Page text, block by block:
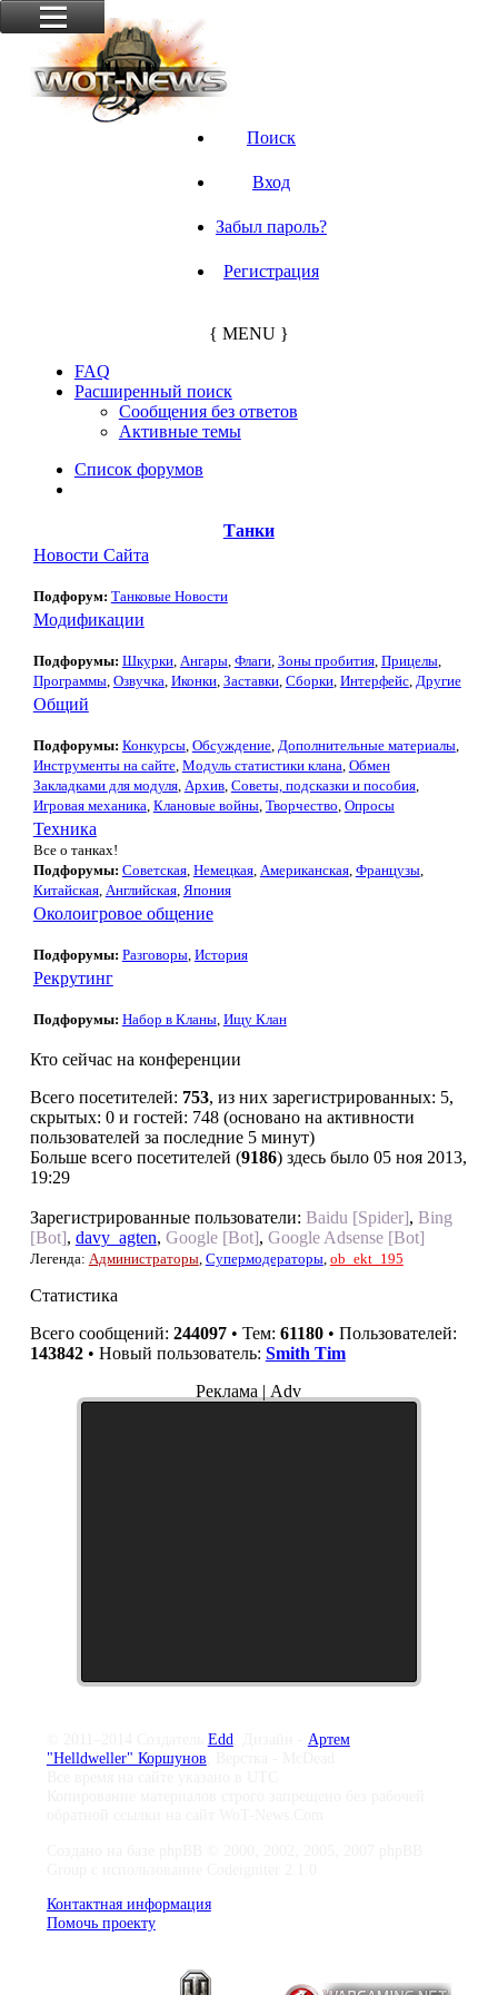
Поиск
Вход
Забыл пароль?
Регистрация
{ MENU }
FAQ
Расширенный поиск
Сообщения без ответов
Активные темы
Список форумов
Танки
Новости Сайта
Подфорум: Танковые Новости
Модификации
Подфорумы: Шкурки, Ангары, Флаги, Зоны пробития, Прицелы,
Программы, Озвучка, Иконки, Заставки, Сборки, Интерфейс, Другие
Общий
Подфорумы: Конкурсы, Обсуждение, Дополнительные материалы,
Инструменты на сайте, Модуль статистики клана, Обмен
Закладками для модуля, Архив, Советы, подсказки и пособия,
Игровая механика, Клановые войны, Творчество, Опросы
Техника
Все о танках!
Подфорумы: Советская, Немецкая, Американская, Французы,
Китайская, Английская, Япония
Околоигровое общение
Подфорумы: Разговоры, История
Рекрутинг
Подфорумы: Набор в Кланы, Ищу Клан
Кто сейчас на конференции
Всего посетителей: 753, из них зарегистрированных: 5,
скрытых: 0 и гостей: 748 (основано на активности
пользователей за последние 5 минут)
Больше всего посетителей (9186) здесь было 05 ноя 2013,
19:29
Зарегистрированные пользователи: Baidu [Spider], Bing
[Bot], davy_agten, Google [Bot], Google Adsense [Bot]
Легенда: Администраторы, Супермодераторы, ob_ekt_195
Статистика
Всего сообщений: 244097• Тем: 61180• Пользователей:
143842• Новый пользователь: Smith Tim
Реклама | Adv
Edd
Артем
"Helldweller" Коршунов
Контактная информация
Помочь проекту